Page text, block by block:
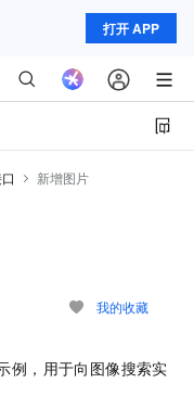
打开 APP
新增图片
我的收藏
例，用于向图像搜索实